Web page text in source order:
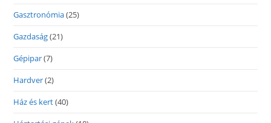
Gasztronómia(25)
Gazdaság(21)
Gépipar(7)
Hardver(2)
Ház és kert(40)